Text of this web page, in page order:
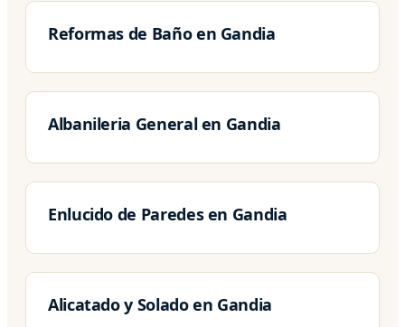
Reformas de Baño en Gandia
Albanileria General en Gandia
Enlucido de Paredes en Gandia
Alicatado y Solado en Gandia